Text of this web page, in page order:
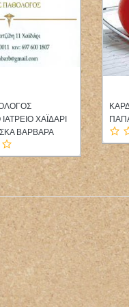
ΧΑΪΔΑΡΙ
ΒΑΡΒΑΡΑ